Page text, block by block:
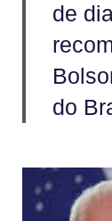
de
do